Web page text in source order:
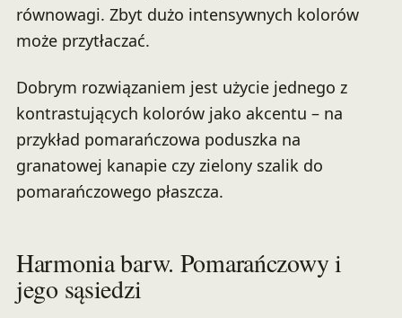
równowagi. Zbyt dużo intensywnych kolorów
może przytłaczać.
Dobrym rozwiązaniem jest użycie jednego z
kontrastujących kolorów jako akcentu – na
przykład pomarańczowa poduszka na
granatowej kanapie czy zielony szalik do
pomarańczowego płaszcza.
Harmonia barw. Pomarańczowy i
jego sąsiedzi